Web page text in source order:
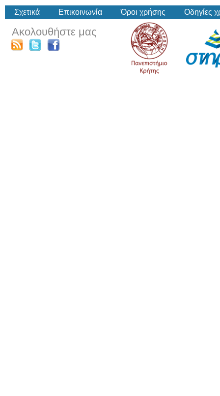
Σχετικά Επικοινωνία Όροι χρήσης Οδηγίες
Ακολουθήστε μας